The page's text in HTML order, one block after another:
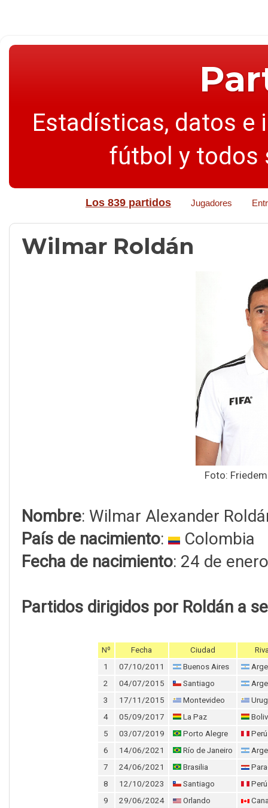
Estadísticas, datos e
fútbol y todos
Los 839 partidos Jugadores
Wilmar Roldán
Foto:
Nombre: Wilmar Alexander
País de nacimiento:
Colombia
Fecha de nacimiento: 24 de
Partidos dirigidos por Roldán a
Nº Fecha Ciudad
1
07/10/2011 Buenos Aires
2
04/07/2015 Santiago
3
17/11/2015 Montevideo
4
05/09/2017 La Paz
5
03/07/2019 Porto Alegre
Perú
6
14/06/2021 Río de Janeiro
7
24/06/2021 Brasilia
8
12/10/2023 Santiago
Perú
9
29/06/2024 Orlando